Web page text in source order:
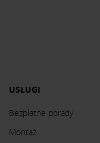
USŁUGI
Bezpłatne porady
Montaż